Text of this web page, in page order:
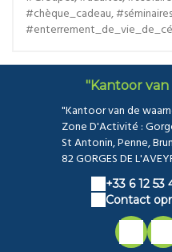
#chèque_cadeau,
"Kantoor
"Kantoor van de
Zone D'Activité :
St Antonin, Penne,
82 GORGES DE
+33 6 12 53
Contact